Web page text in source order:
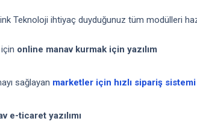
Teknoloji ihtiyaç duyduğunuz tüm modülleri
online manav kurmak için yazılım
sağlayan marketler için hızlı sipariş sistemi
e-ticaret yazılımı